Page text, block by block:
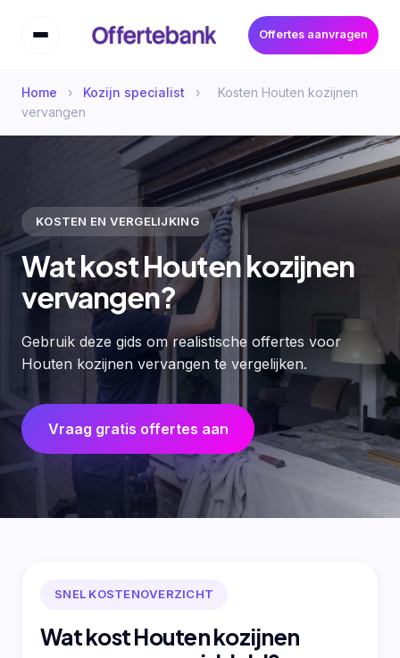
Offertes aanvragen
Home › Kozijn specialist ›
Kosten Houten kozijnen
vervangen
KOSTEN EN VERGELIJKING
Wat kost Houten kozijnen
vervangen?
Gebruik deze gids om realistische offertes voor
Houten kozijnen vervangen te vergelijken.
Vraag gratis offertes aan
SNEL KOSTENOVERZICHT
Wat kost Houten kozijnen